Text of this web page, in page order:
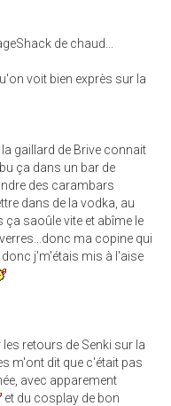
de chaud...
voit bien exprès sur la
gaillard de Brive connait
ça dans un bar de
des carambars
dans de la vodka, au
ça saoûle vite et abîme le
ma copine qui
donc j'm'étais mis à l'aise
retours de Senki sur la
m'ont dit que c'était pas
avec apparement
et du cosplay de bon